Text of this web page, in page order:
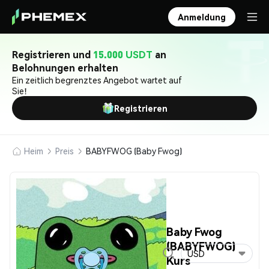
Anmeldung
Registrieren und 15.000 USDT an
Belohnungen erhalten
Ein zeitlich begrenztes Angebot wartet auf
Sie!
Registrieren
Heim Preis BABYFWOG (Baby Fwog)
Baby Fwog
(BABYFWOG)
KursUSD